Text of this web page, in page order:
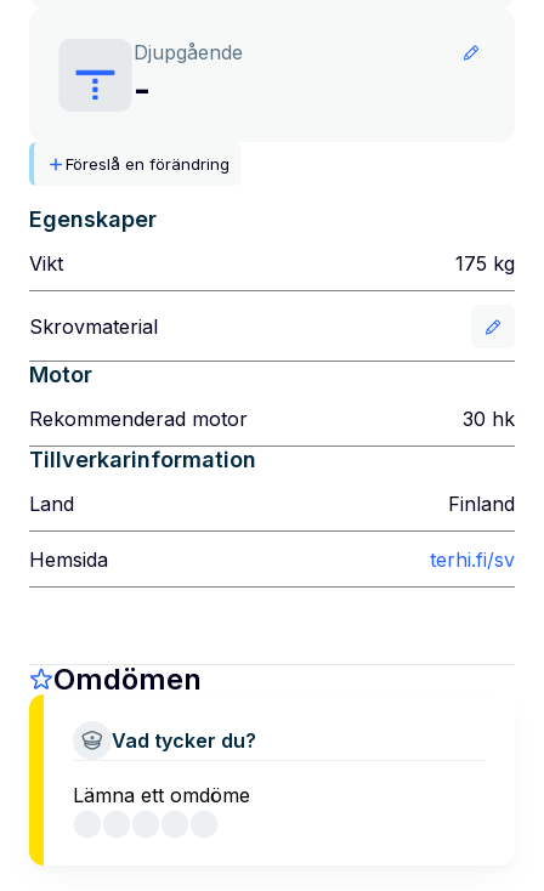
Djupgående
-
Föreslå en förändring
Egenskaper
Vikt 175 kg
Skrovmaterial
Motor
Rekommenderad motor 30 hk
Tillverkarinformation
Land Finland
Hemsida terhi.fi/sv
Omdömen
Vad tycker du?
Lämna ett omdöme